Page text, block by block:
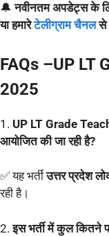
🔔नवीनतम अपडेट्स के
या हमारेटेलीग्राम चैनल से
FAQs –UP LT
2025
1. UP LT Grade
आयोजित की जा रही है?
✅ यह भर्तीउत्तर प्रदेश
रही है।
2.इस भर्ती में कुल कितने